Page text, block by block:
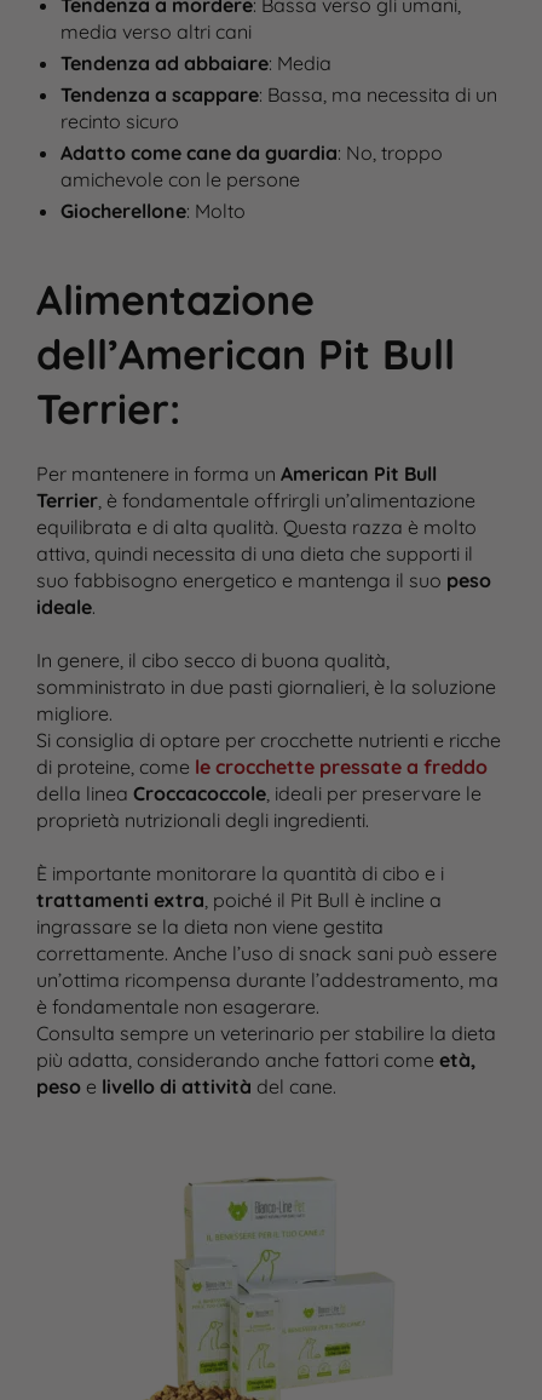
Tendenza a mordere: Bassa verso gli umani,
media verso altri cani
Tendenza ad abbaiare: Media
Tendenza a scappare: Bassa, ma necessita di un
recinto sicuro
Adatto come cane da guardia: No, troppo
amichevole con le persone
Giocherellone: Molto
Alimentazione
dell’American Pit Bull
Terrier:
Per mantenere in forma un American Pit Bull
Terrier, è fondamentale offrirgli un’alimentazione
equilibrata e di alta qualità. Questa razza è molto
attiva, quindi necessita di una dieta che supporti il
suo fabbisogno energetico e mantenga il suo peso
ideale.
In genere, il cibo secco di buona qualità,
somministrato in due pasti giornalieri, è la soluzione
migliore.
Si consiglia di optare per crocchette nutrienti e ricche
di proteine, come le crocchette pressate a freddo
della linea Croccacoccole, ideali per preservare le
proprietà nutrizionali degli ingredienti.
È importante monitorare la quantità di cibo e i
trattamenti extra, poiché il Pit Bull è incline a
ingrassare se la dieta non viene gestita
correttamente. Anche l’uso di snack sani può essere
un’ottima ricompensa durante l’addestramento, ma
è fondamentale non esagerare.
Consulta sempre un veterinario per stabilire la dieta
più adatta, considerando anche fattori come età,
pesoe livello di attività del cane.